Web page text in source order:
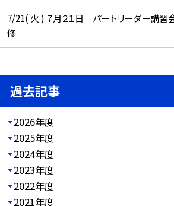
7/21( 火 ) ７月２１日 パートリーダー講習
修
過去記事
2026年度
2025年度
2024年度
2023年度
2022年度
2021年度